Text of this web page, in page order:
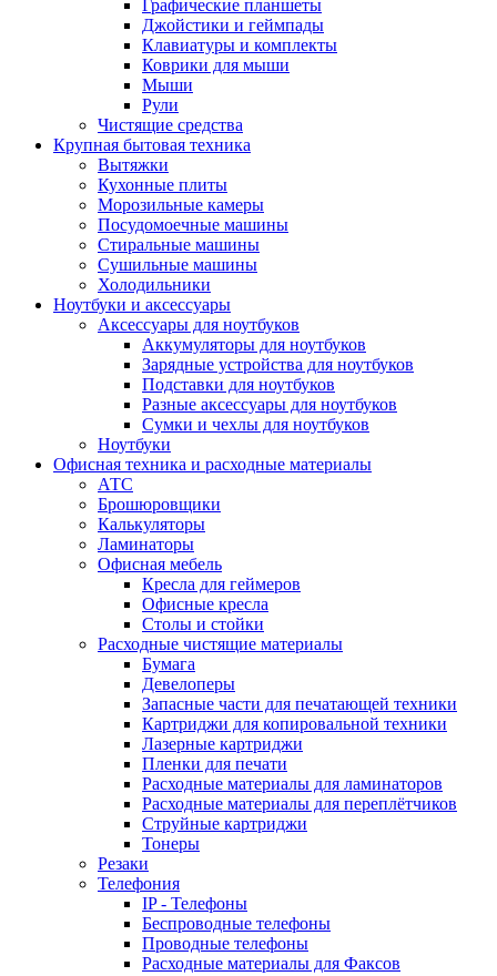
Графические планшеты
Джойстики и геймпады
Клавиатуры и комплекты
Коврики для мыши
Мыши
Рули
Чистящие средства
Крупная бытовая техника
Вытяжки
Кухонные плиты
Морозильные камеры
Посудомоечные машины
Стиральные машины
Сушильные машины
Холодильники
Ноутбуки и аксессуары
Аксессуары для ноутбуков
Аккумуляторы для ноутбуков
Зарядные устройства для ноутбуков
Подставки для ноутбуков
Разные аксессуары для ноутбуков
Сумки и чехлы для ноутбуков
Ноутбуки
Офисная техника и расходные материалы
АТС
Брошюровщики
Калькуляторы
Ламинаторы
Офисная мебель
Кресла для геймеров
Офисные кресла
Столы и стойки
Расходные чистящие материалы
Бумага
Девелоперы
Запасные части для печатающей техники
Картриджи для копировальной техники
Лазерные картриджи
Пленки для печати
Расходные материалы для ламинаторов
Расходные материалы для переплётчиков
Струйные картриджи
Тонеры
Резаки
Телефония
IP - Телефоны
Беспроводные телефоны
Проводные телефоны
Расходные материалы для Факсов